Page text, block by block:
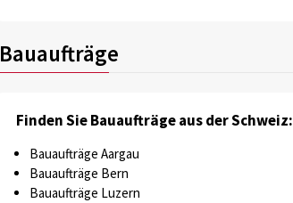
Bauaufträge
Finden Sie Bauaufträge aus der Schweiz:
Bauaufträge Aargau
Bauaufträge Bern
Bauaufträge Luzern